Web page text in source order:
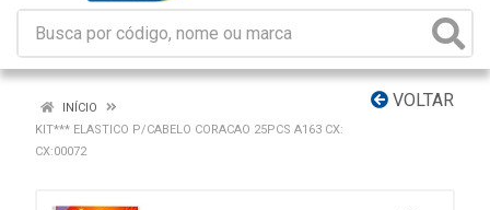
VOLTAR
INÍCIO
KIT*** ELASTICO P/CABELO CORACAO 25PCS A163 CX:
CX:00072